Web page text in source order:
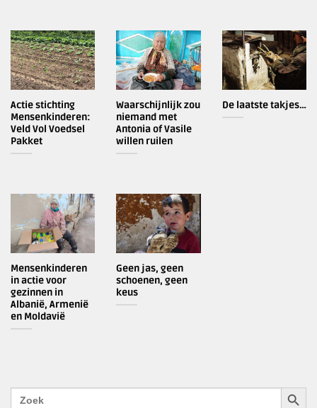
Actie stichting
Mensenkinderen:
Veld Vol Voedsel
Pakket
Waarschijnlijk zou
niemand met
Antonia of Vasile
willen ruilen
De laatste takjes…
Mensenkinderen
in actie voor
gezinnen in
Albanië, Armenië
en Moldavië
Geen jas, geen
schoenen, geen
keus
Zoek
naar: